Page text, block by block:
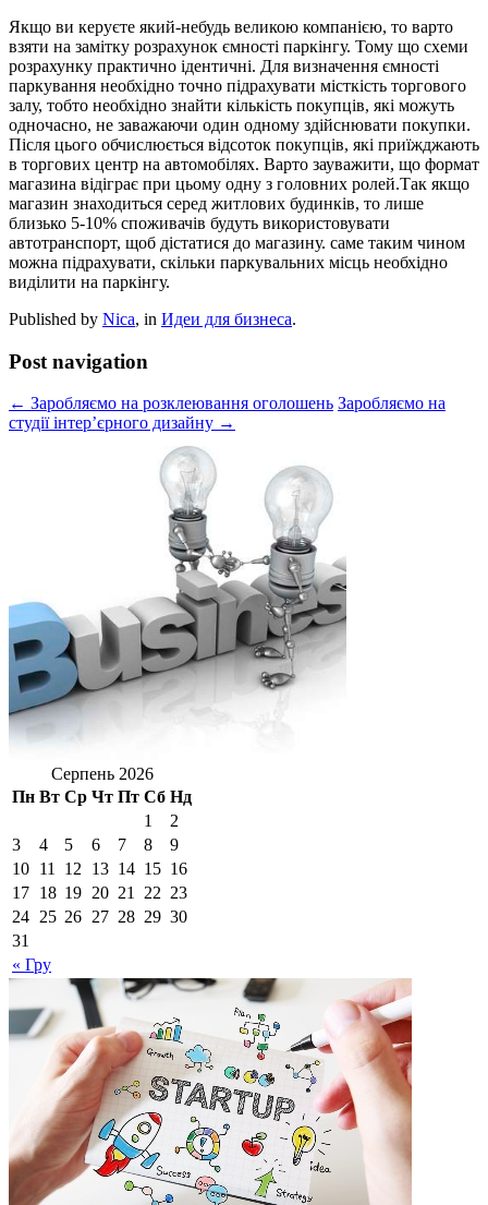
Якщо ви керуєте який-небудь великою компанією, то варто
взяти на замітку розрахунок ємності паркінгу. Тому що схеми
розрахунку практично ідентичні. Для визначення ємності
паркування необхідно точно підрахувати місткість торгового
залу, тобто необхідно знайти кількість покупців, які можуть
одночасно, не заважаючи один одному здійснювати покупки.
Після цього обчислюється відсоток покупців, які приїжджають
в торгових центр на автомобілях. Варто зауважити, що формат
магазина відіграє при цьому одну з головних ролей.Так якщо
магазин знаходиться серед житлових будинків, то лише
близько 5-10% споживачів будуть використовувати
автотранспорт, щоб дістатися до магазину. саме таким чином
можна підрахувати, скільки паркувальних місць необхідно
виділити на паркінгу.
Published by Nica, in Идеи для бизнеса.
Post navigation
← Заробляємо на розклеювання оголошень Заробляємо на
студії інтер’єрного дизайну →
Серпень 2026
Пн Вт Ср Чт Пт Сб Нд
« Гру
1
2
3
4 5 6 7 8
9
10 11 12 13 14 15 16
17 18 19 20 21 22 23
24 25 26 27 28 29 30
31